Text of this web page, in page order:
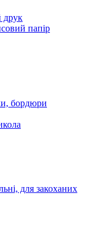
друк
папір
бордюри
для закоханих